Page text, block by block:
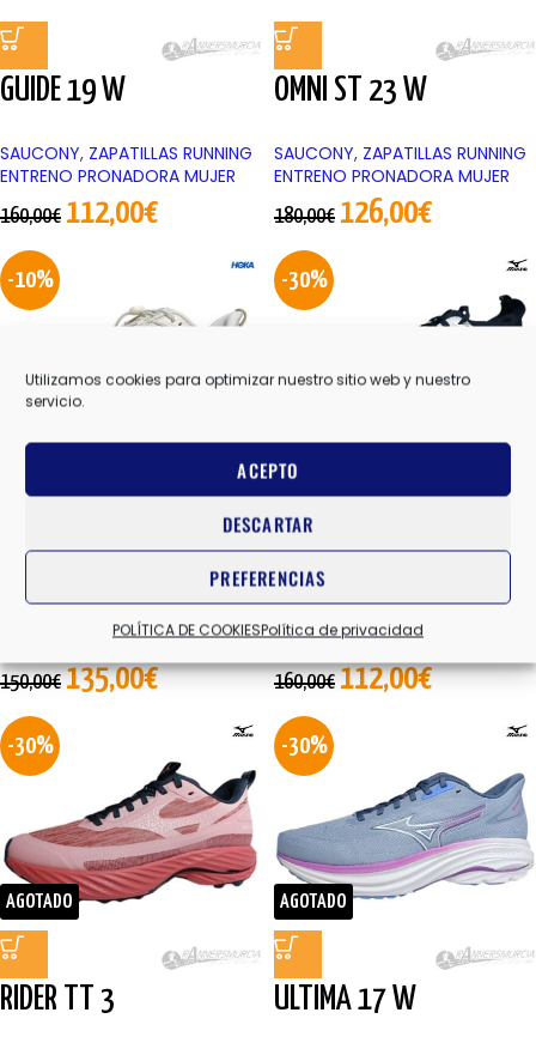
Utilizamos cookies para optimizar nuestro sitio web y nuestro
servicio.
ACEPTO
DESCARTAR
PREFERENCIAS
POLÍTICA DE COOKIESPolítica de privacidad
GUIDE 19 W
SAUCONY, ZAPATILLAS RUNNING
ENTRENO PRONADORA MUJER
160,00€ 112,00€
OMNI ST 23 W
SAUCONY, ZAPATILLAS RUNNING
ENTRENO PRONADORA MUJER
180,00€ 126,00€
-10%
HOKA ONE ONE, ZAPATILLAS
RUNNING ENTRENO NEUTRA
150,00€ 135,00€
-30%
NEO ZEN 2 UNISEX
MIZUNO, ZAPATILLAS RUNNING
MIXTA HOMBRE ,
ZAPATILLAS
RUNNING MIXTA MUJER
160,00€ 112,00€
-30%
AGOTADO
RIDER TT 3
-30%
AGOTADO
ULTIMA 17 W